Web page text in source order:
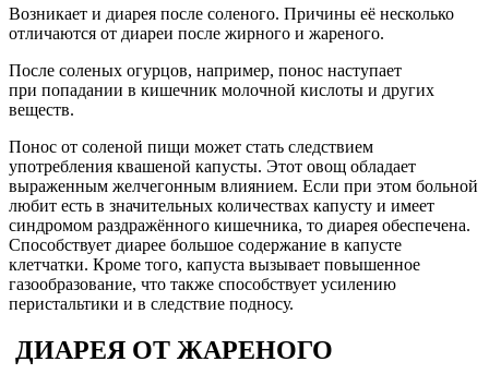
Возникает и диарея после соленого. Причины её несколько
отличаются от диареи после жирного и жареного.
После соленых огурцов, например, понос наступает
при попадании в кишечник молочной кислоты и других
веществ.
Понос от соленой пищи может стать следствием
употребления квашеной капусты. Этот овощ обладает
выраженным желчегонным влиянием. Если при этом больной
любит есть в значительных количествах капусту и имеет
синдромом раздражённого кишечника, то диарея обеспечена.
Способствует диарее большое содержание в капусте
клетчатки. Кроме того, капуста вызывает повышенное
газообразование, что также способствует усилению
перистальтики и в следствие подносу.
ДИАРЕЯ ОТ ЖАРЕНОГО